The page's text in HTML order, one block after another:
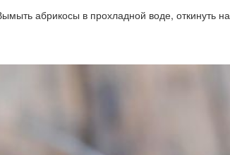
абрикосы в прохладной воде, откинуть на